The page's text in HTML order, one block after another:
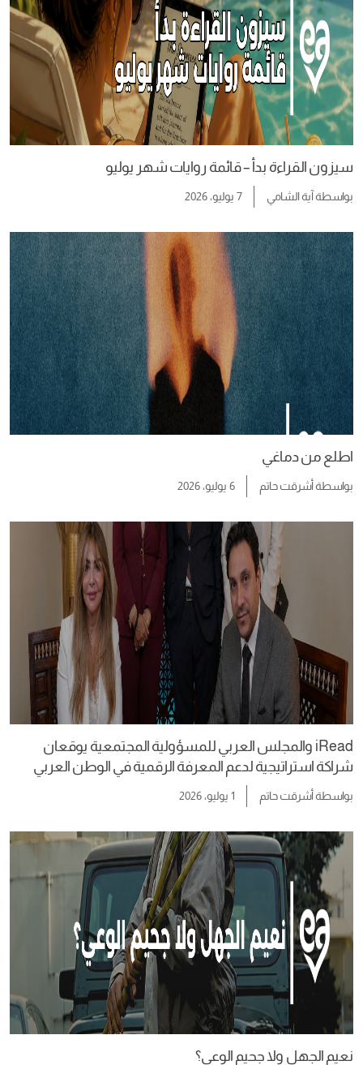
سيزون القراءة بدأ – قائمة روايات شهر يوليو
بواسطةآية الشامي 7 يوليو، 2026
اطلع من دماغي
بواسطةأشرقت حاتم 6 يوليو، 2026
iRead والمجلس العربي للمسؤولية المجتمعية يوقعان
شراكة استراتيجية لدعم المعرفة الرقمية في الوطن العربي
بواسطةأشرقت حاتم 1 يوليو، 2026
نعيم الجهل ولا جحيم الوعي؟